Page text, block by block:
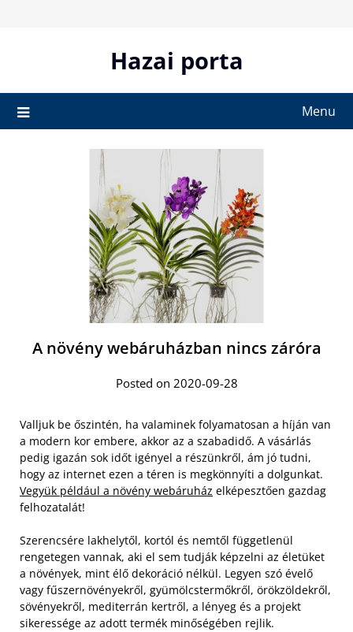
Hazai porta
Menu
A növény webáruházban nincs záróra
Posted on 2020-09-28
Valljuk be őszintén, ha valaminek folyamatosan a híján van
a modern kor embere, akkor az a szabadidő. A vásárlás
pedig igazán sok időt igényel a részünkről, ám jó tudni,
hogy az internet ezen a téren is megkönnyíti a dolgunkat.
Vegyük például a növény webáruház elképesztően gazdag
felhozatalát!
Szerencsére lakhelytől, kortól és nemtől függetlenül
rengetegen vannak, aki el sem tudják képzelni az életüket
a növények, mint élő dekoráció nélkül. Legyen szó évelő
vagy fűszernövényekről, gyümölcstermőkről, örökzöldekről,
sövényekről, mediterrán kertről, a lényeg és a projekt
sikeressége az adott termék minőségében rejlik.